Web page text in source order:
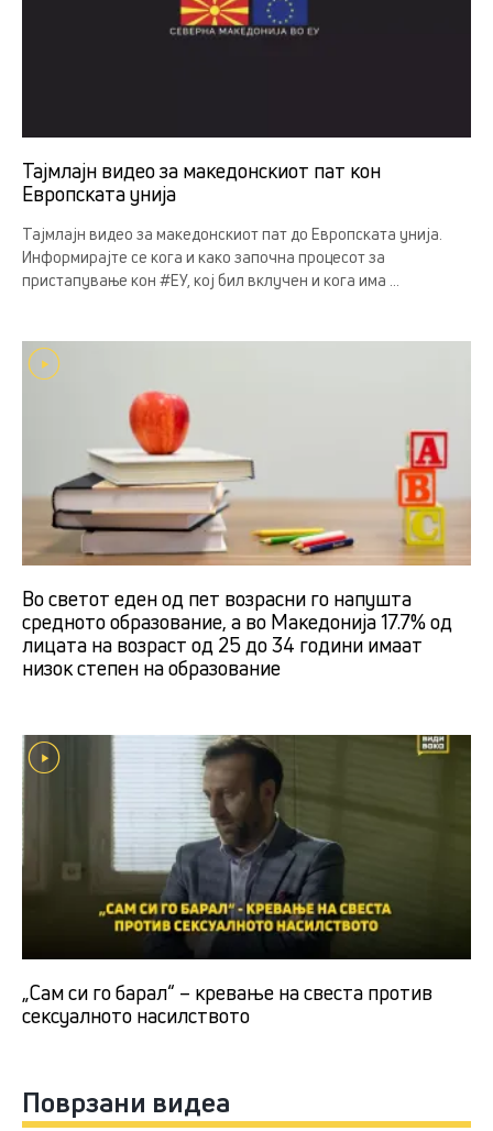
Тајмлајн видео за македонскиот пат кон
Европската унија
Тајмлајн видео за македонскиот пат до Европската унија.
Информирајте се кога и како започна процесот за
пристапување кон #ЕУ, кој бил вклучен и кога има ...
Во светот еден од пет возрасни го напушта
средното образование, а во Македонија 17.7% од
лицата на возраст од 25 до 34 години имаат
низок степен на образование
„Сам си го барал“ – кревање на свеста против
сексуалното насилството
Поврзани видеа